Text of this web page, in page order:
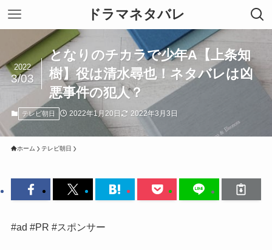
ドラマネタバレ
となりのチカラで少年A【上条知
樹】役は清水尋也！ネタバレは凶
悪事件の犯人？
2022
3/03
テレビ朝日 2022年1月20日 2022年3月3日
ホーム テレビ朝日
#ad #PR #スポンサー